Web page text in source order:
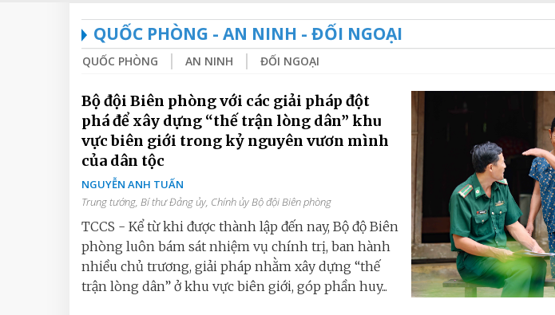
QUỐC PHÒNG - AN NINH - ĐỐI NGOẠI
QUỐC PHÒNG AN NINH ĐỐI NGOẠI
Bộ đội Biên phòng với các giải pháp đột
phá để xây dựng “thế trận lòng dân” khu
vực biên giới trong kỷ nguyên vươn mình
của dân tộc
NGUYỄN ANH TUẤN
Trung tướng, Bí thư Đảng ủy, Chính ủy Bộ đội Biên phòng
TCCS - Kể từ khi được thành lập đến nay, Bộ độ Biên
phòng luôn bám sát nhiệm vụ chính trị, ban hành
nhiều chủ trương, giải pháp nhằm xây dựng “thế
trận lòng dân” ở khu vực biên giới, góp phần huy...